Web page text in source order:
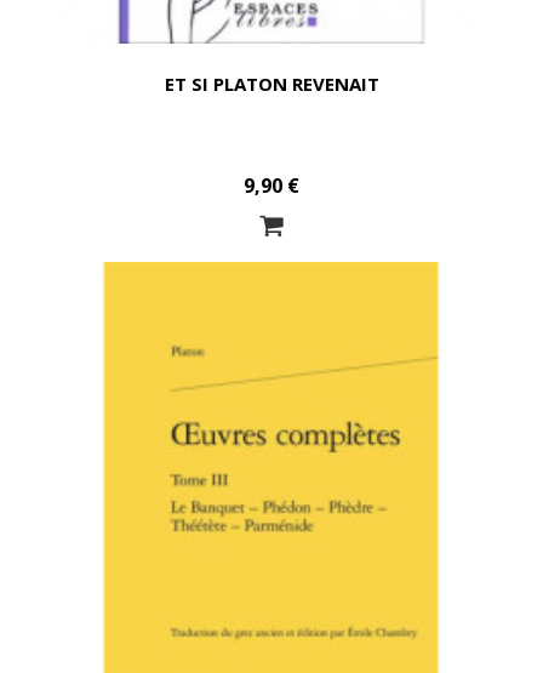
ET SI PLATON REVENAIT
9,90 €